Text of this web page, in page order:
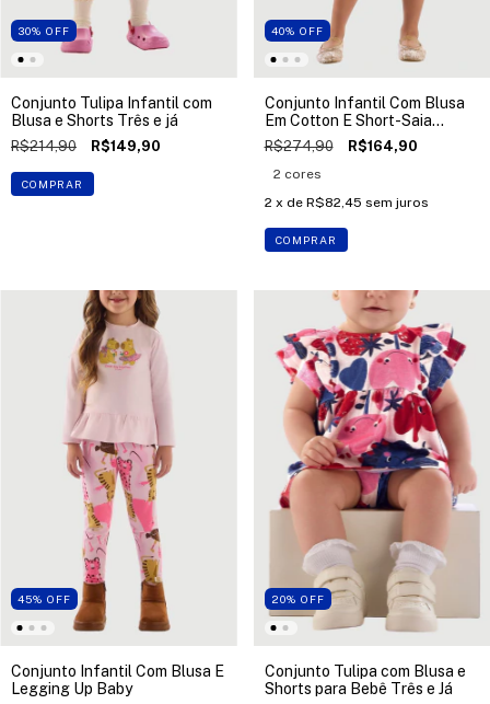
30% OFF
Conjunto Tulipa Infantil com
Blusa e Shorts Três e já
R$214,90 R$149,90
COMPRAR
40% OFF
Conjunto Infantil Com Blusa
Em Cotton E Short-Saia
Tweed Up Baby
R$274,90 R$164,90
2 cores
2 x de R$82,45 sem juros
COMPRAR
45% OFF
Conjunto Infantil Com Blusa E
Legging Up Baby
20% OFF
Conjunto Tulipa com Blusa e
Shorts para Bebê Três e Já